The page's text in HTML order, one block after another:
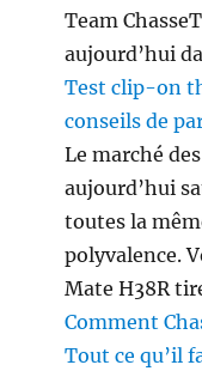
Team
aujourd’hui
Test clip-on
conseils de
Le marché
aujourd’hui
toutes la
polyvalence.
Mate H38R
Comment
Tout ce qu’il